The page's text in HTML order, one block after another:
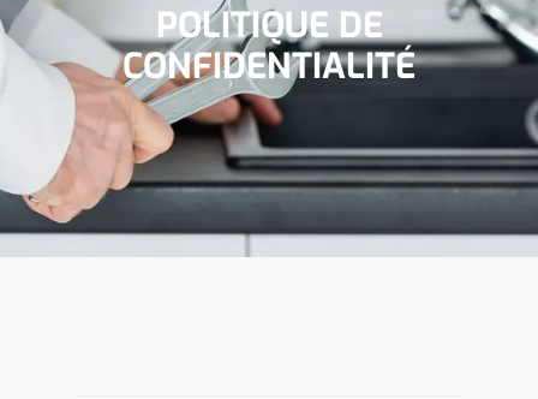
POLITIQUE DE
CONFIDENTIALITÉ